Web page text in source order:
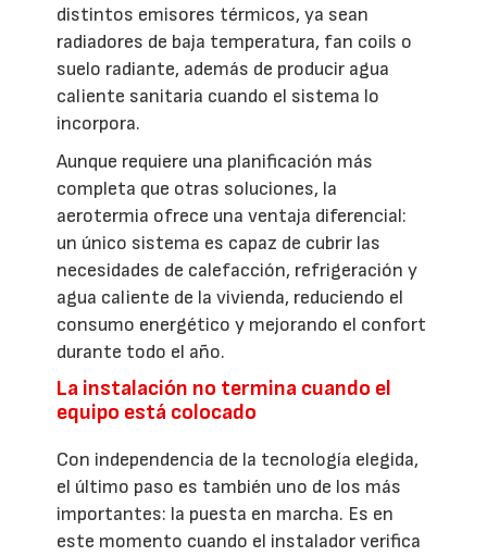
distintos emisores térmicos, ya sean
radiadores de baja temperatura, fan coils o
suelo radiante, además de producir agua
caliente sanitaria cuando el sistema lo
incorpora.
Aunque requiere una planificación más
completa que otras soluciones, la
aerotermia ofrece una ventaja diferencial:
un único sistema es capaz de cubrir las
necesidades de calefacción, refrigeración y
agua caliente de la vivienda, reduciendo el
consumo energético y mejorando el confort
durante todo el año.
La instalación no termina cuando el
equipo está colocado
Con independencia de la tecnología elegida,
el último paso es también uno de los más
importantes: la puesta en marcha. Es en
este momento cuando el instalador verifica